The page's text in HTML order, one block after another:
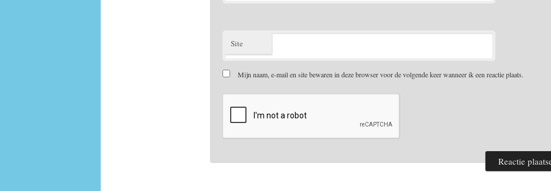
Site
Mijn naam, e-mail en site bewaren in deze browser voor de volgende keer wanneer ik een reactie plaats.